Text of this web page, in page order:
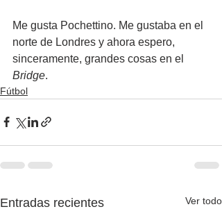
Me gusta Pochettino. Me gustaba en el
norte de Londres y ahora espero,
sinceramente, grandes cosas en el
Bridge.
Fútbol
Entradas recientes Ver todo